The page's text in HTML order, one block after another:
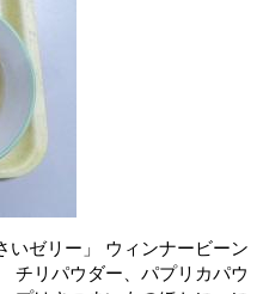
ゼリー」 ウィンナービーン
チリパウダー、パプリカパウ